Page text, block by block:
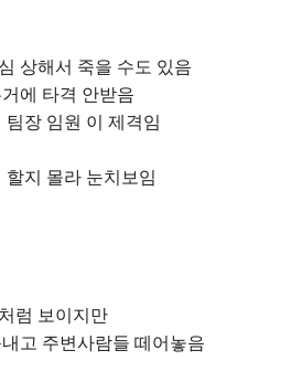
상해서 죽을 수도 있음
에 타격 안받음
장 임원 이 제격임
지 몰라 눈치보임
럼 보이지만
고 주변사람들 떼어놓음